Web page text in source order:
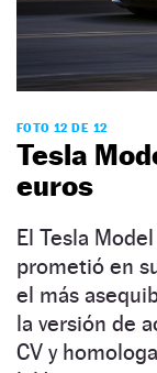
FOTO 12 DE 12
Tesla
euros
El Tesla
prometió en
el más
la versión de
CV y